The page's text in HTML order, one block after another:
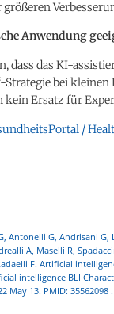
Anwendung
dass das KI-
bei
Ersatz für
/
Antonelli G, Andrisani G,
A, Maselli R,
F. Artificial
intelligence BLI
May 13. PMID: 35562098 .